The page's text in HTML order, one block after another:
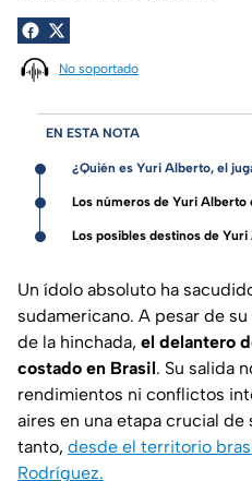
No soportado
EN ESTA NOTA
¿Quién es Yuri Alberto, el
Los números de Yuri Alberto
Los posibles destinos de
Un ídolo absoluto ha
sudamericano. A pesar de
de la hinchada, el delantero
costado en Brasil. Su salida
rendimientos ni conflictos
aires en una etapa crucial de
tanto, desde el territorio
Rodríguez.